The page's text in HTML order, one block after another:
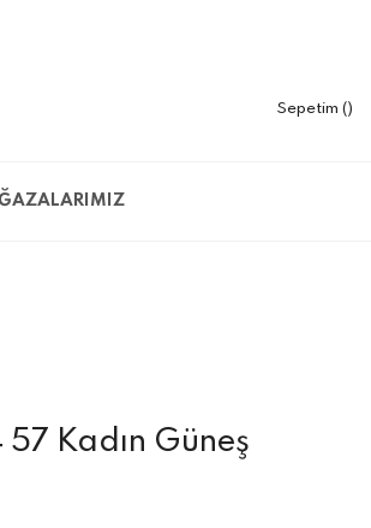
Sepetim
Kadın Güneş